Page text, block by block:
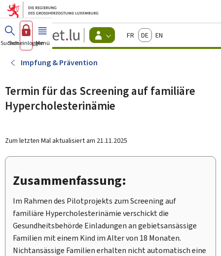
Zum Hauptmenü
Zum Inhalt
Guichet.lu
Changer
d'espace
actif
FrançaisDeutschEnglish
Suchen
Sich einloggen
Menü Haupt-
Impfung & Prävention
Termin für das Screening auf familiäre
Hypercholesterinämie
Zum letzten Mal aktualisiert am 21.11.2025
Zusammenfassung:
Im Rahmen des Pilotprojekts zum Screening auf
familiäre Hypercholesterinämie verschickt die
Gesundheitsbehörde Einladungen an gebietsansässige
Familien mit einem Kind im Alter von 18 Monaten.
Nichtansässige Familien erhalten nicht automatisch eine